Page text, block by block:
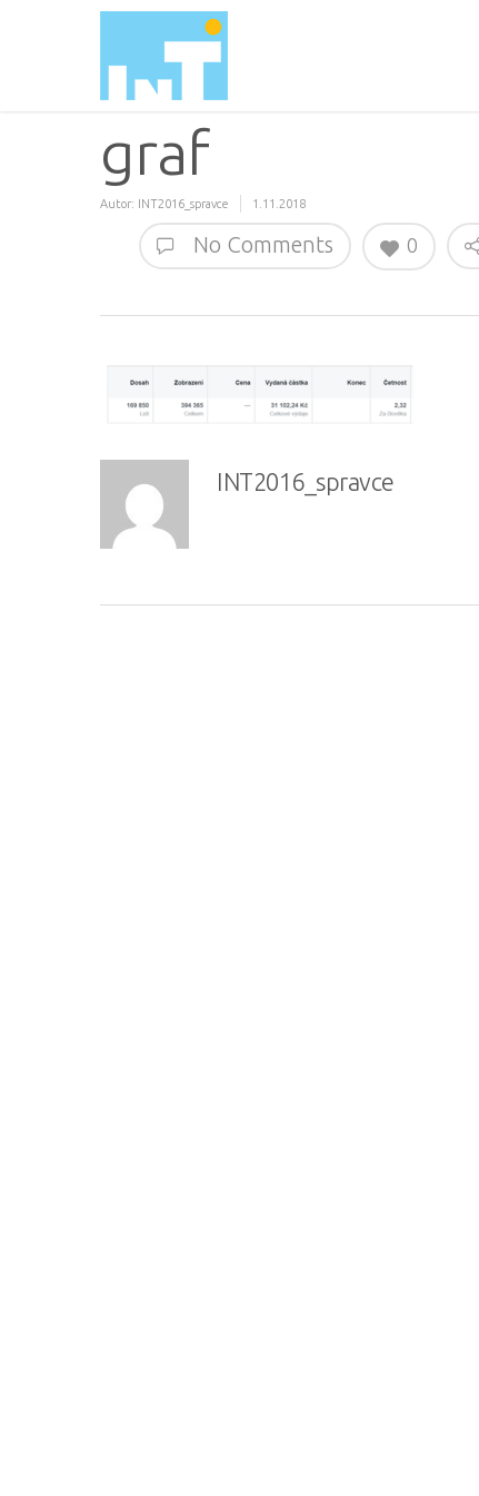
graf
Autor: INT2016_spravce 1.11.2018
No Comments 0
INT2016_spravce